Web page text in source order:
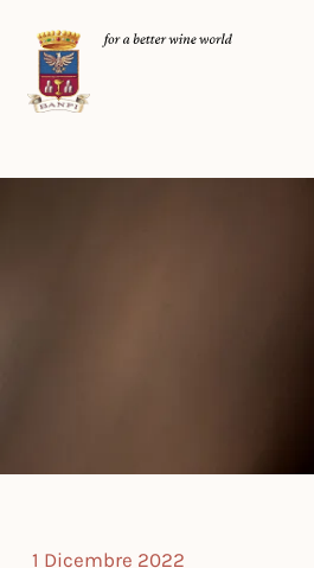
1 Dicembre 2022